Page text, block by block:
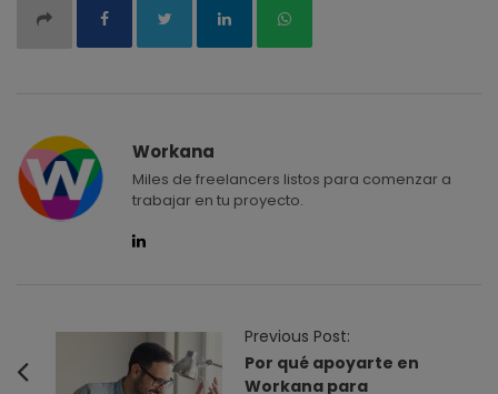
Workana
Miles de freelancers listos para comenzar a
trabajar en tu proyecto.
Previous Post:
Por qué apoyarte en
Workana para